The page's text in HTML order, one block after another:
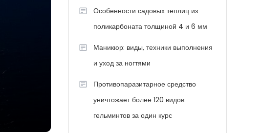
Особенности садовых теплиц из
поликарбоната толщиной 4 и 6 мм
Маникюр: виды, техники выполнения
и уход за ногтями
Противопаразитарное средство
уничтожает более 120 видов
гельминтов за один курс